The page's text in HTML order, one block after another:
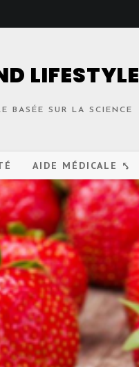
LIFESTYLE
BASÉE SUR LA SCIENCE
AIDE MÉDICALE ⤣